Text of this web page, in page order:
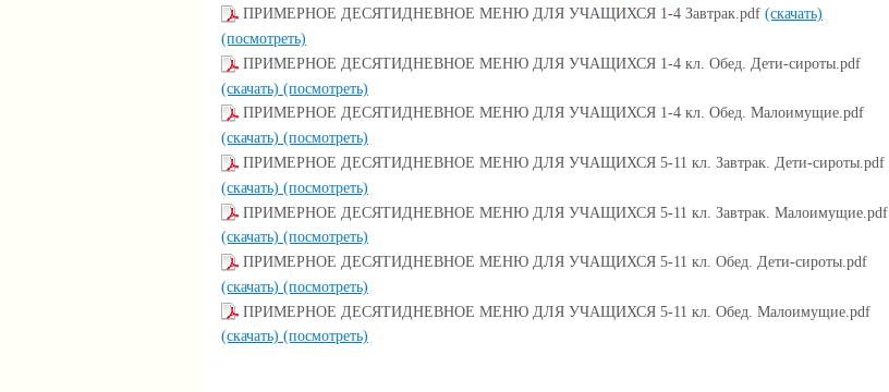
ПРИМЕРНОЕ ДЕСЯТИДНЕВНОЕ МЕНЮ ДЛЯ УЧАЩИХСЯ 1-4 Завтрак.pdf (скачать)
(посмотреть)
ПРИМЕРНОЕ ДЕСЯТИДНЕВНОЕ МЕНЮ ДЛЯ УЧАЩИХСЯ 1-4 кл. Обед. Дети-сироты.pdf
(скачать) (посмотреть)
ПРИМЕРНОЕ ДЕСЯТИДНЕВНОЕ МЕНЮ ДЛЯ УЧАЩИХСЯ 1-4 кл. Обед. Малоимущие.pdf
(скачать) (посмотреть)
ПРИМЕРНОЕ ДЕСЯТИДНЕВНОЕ МЕНЮ ДЛЯ УЧАЩИХСЯ 5-11 кл. Завтрак. Дети-сироты.pdf
(скачать) (посмотреть)
ПРИМЕРНОЕ ДЕСЯТИДНЕВНОЕ МЕНЮ ДЛЯ УЧАЩИХСЯ 5-11 кл. Завтрак. Малоимущие.pdf
(скачать) (посмотреть)
ПРИМЕРНОЕ ДЕСЯТИДНЕВНОЕ МЕНЮ ДЛЯ УЧАЩИХСЯ 5-11 кл. Обед. Дети-сироты.pdf
(скачать) (посмотреть)
ПРИМЕРНОЕ ДЕСЯТИДНЕВНОЕ МЕНЮ ДЛЯ УЧАЩИХСЯ 5-11 кл. Обед. Малоимущие.pdf
(скачать) (посмотреть)